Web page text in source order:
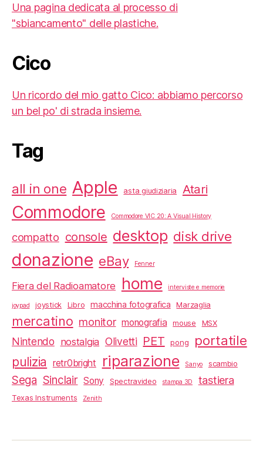
Una pagina dedicata al processo di
"sbiancamento" delle plastiche.
Cico
Un ricordo del mio gatto Cico: abbiamo percorso
un bel po' di strada insieme.
Tag
all in one Apple asta giudiziaria Atari
Commodore Commodore VIC 20: A Visual History
compatto console desktop disk drive
donazione eBay Fenner
Fiera del Radioamatore home interviste e memorie
joypad joystick Libro macchina fotografica Marzaglia
mercatino monitor monografia mouse MSX
Nintendo nostalgia Olivetti PET pong portatile
pulizia retr0bright riparazione Sanyo scambio
Sega Sinclair Sony Spectravideo stampa 3D tastiera
Texas Instruments Zenith